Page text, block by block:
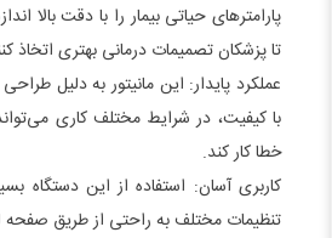
پارامترهای حیاتی بیمار را با دقت بالا
تا پزشکان تصمیمات درمانی بهتری اتخاذ
عملکرد پایدار: این مانیتور به دلیل
با کیفیت، در شرایط مختلف کاری
خطا کار کند.
کاربری آسان: استفاده از این دستگاه
تنظیمات مختلف به راحتی از طریق